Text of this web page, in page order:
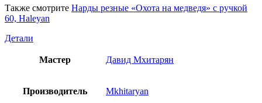
Также смотрите Нарды резные «Охота на медведя» с ручкой
60, Haleyan
Детали
Мастер Давид Мхитарян
Производитель Mkhitaryan